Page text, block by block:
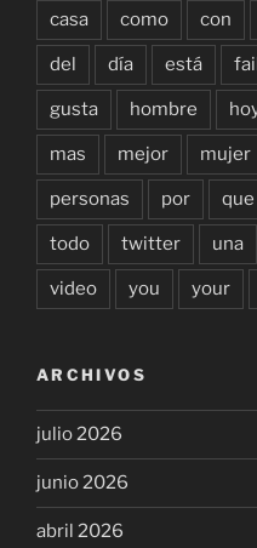
casa como con
del día está
gusta hombre
mas mejor mujer
personas por que
todo twitter una
video you your
ARCHIVOS
julio 2026
junio 2026
abril 2026